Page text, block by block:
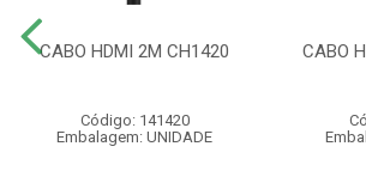
CABO HDMI 2M CH1420
Código: 141420
Embalagem: UNIDADE
CABO